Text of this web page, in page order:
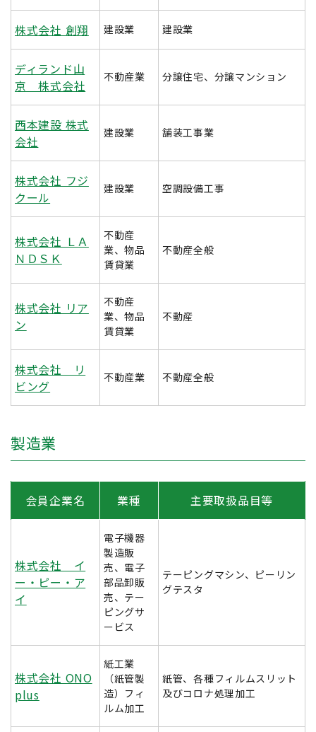
株式会社 創翔 建設業 建設業
ディランド山
京 株式会社
不動産業 分譲住宅、分譲マンション
西本建設 株式
会社
建設業 舗装工事業
株式会社 フジ
クール
建設業 空調設備工事
株式会社 ＬＡ
ＮＤＳＫ
不動産
業、物品
賃貸業
不動産全般
株式会社 リア
ン
不動産
業、物品
賃貸業
不動産
株式会社 リ
ビング
不動産業 不動産全般
製造業
会員企業名 業種 主要取扱品目等
株式会社 イ
ー・ピー・ア
イ
電子機器
製造販
売、電子
部品卸販
売、テー
ピングサ
ービス
テーピングマシン、ピーリン
グテスタ
株式会社 ONO
plus
紙工業
（紙管製
造）フィ
ルム加工
紙管、各種フィルムスリット
及びコロナ処理加工